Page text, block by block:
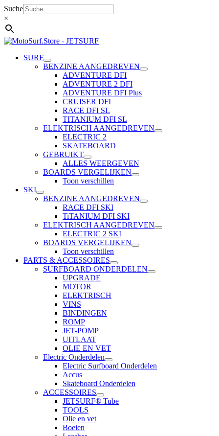
Ga
naar
de
inhoud
Suche
×
SURF
BENZINE AANGEDREVEN
ADVENTURE DFI
ADVENTURE 2 DFI
ADVENTURE DFI Plus
CRUISER DFI
RACE DFI SL
TITANIUM DFI SL
ELEKTRISCH AANGEDREVEN
ELECTRIC 2
SKATEBOARD
GEBRUIKT
ALLES WEERGEVEN
BOARDS VERGELIJKEN
Toon verschillen
SKI
BENZINE AANGEDREVEN
RACE DFI SKI
TiTANIUM DFI SKI
ELEKTRISCH AANGEDREVEN
ELECTRIC 2 SKI
BOARDS VERGELIJKEN
Toon verschillen
PARTS & ACCESSOIRES
SURFBOARD ONDERDELEN
UPGRADE
MOTOR
ELEKTRISCH
VINS
BINDINGEN
ROMP
JET-POMP
UITLAAT
OLIE EN VET
Electric Onderdelen
Electric Surfboard Onderdelen
Accus
Skateboard Onderdelen
ACCESSOIRES
JETSURF® Tube
TOOLS
Olie en vet
Boeien